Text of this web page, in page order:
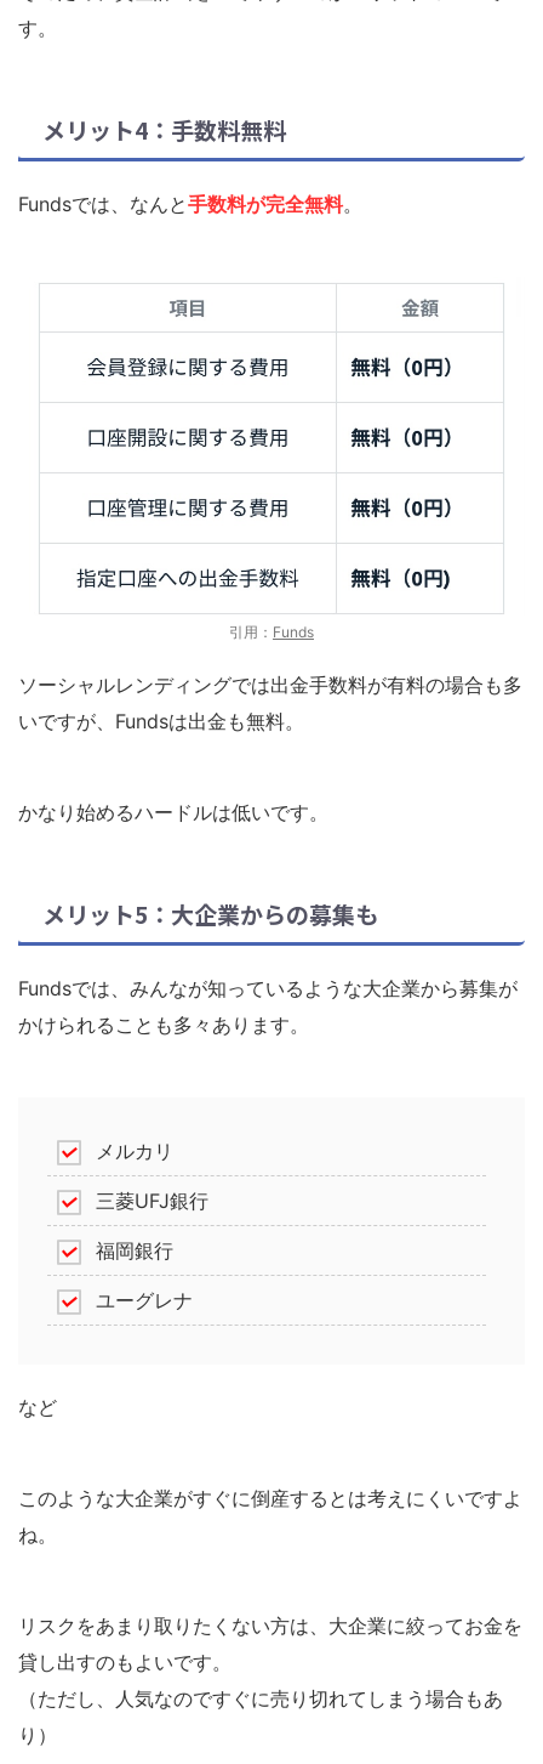
す。
メリット4：手数料無料
Fundsでは、なんと手数料が完全無料。
引用： Funds
ソーシャルレンディングでは出金手数料が有料の場合も多
いですが、Fundsは出金も無料。
かなり始めるハードルは低いです。
メリット5：大企業からの募集も
Fundsでは、みんなが知っているような大企業から募集が
かけられることも多々あります。
メルカリ
三菱UFJ銀行
福岡銀行
ユーグレナ
など
このような大企業がすぐに倒産するとは考えにくいですよ
ね。
リスクをあまり取りたくない方は、大企業に絞ってお金を
貸し出すのもよいです。
（ただし、人気なのですぐに売り切れてしまう場合もあ
り）